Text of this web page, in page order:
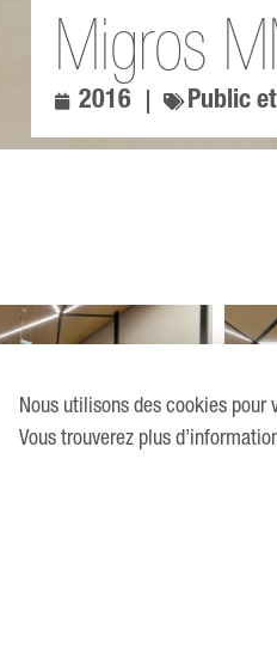
Migros
2016 Public
Nous utilisons des cookies
Vous trouverez plus